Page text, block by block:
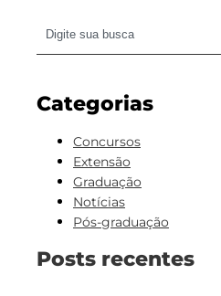
Categorias
Concursos
Extensão
Graduação
Notícias
Pós-graduação
Posts recentes